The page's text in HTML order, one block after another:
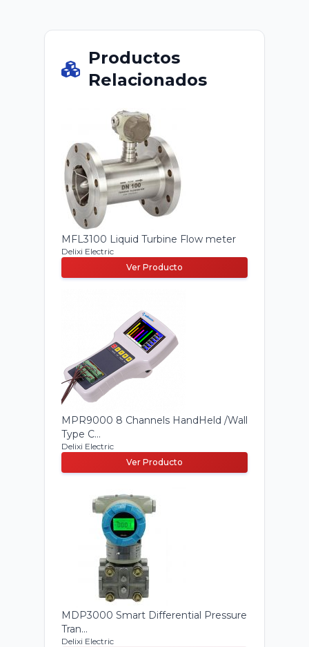
Productos
Relacionados
MFL3100 Liquid Turbine Flow meter
Delixi Electric
Ver Producto
MPR9000 8 Channels HandHeld /Wall
Type C...
Delixi Electric
Ver Producto
MDP3000 Smart Differential Pressure
Tran...
Delixi Electric